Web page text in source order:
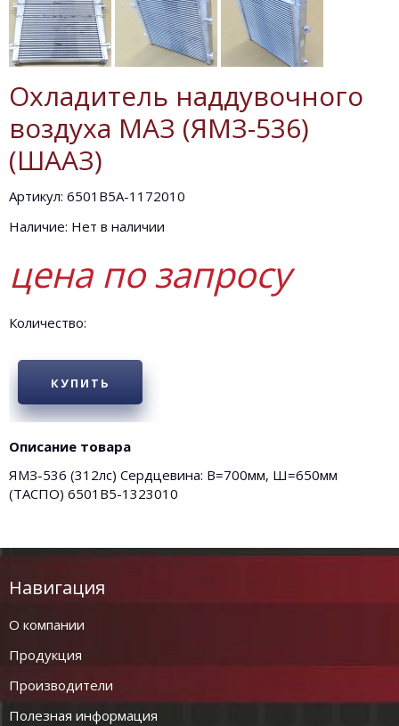
Охладитель наддувочного
воздуха МАЗ (ЯМЗ-536)
(ШААЗ)
Артикул: 6501В5А-1172010
Наличие: Нет в наличии
цена по запросу
Количество:
КУПИТЬ
Описание товара
ЯМЗ-536 (312лс) Сердцевина: В=700мм, Ш=650мм
(ТАСПО) 6501В5-1323010
Навигация
О компании
Продукция
Производители
Полезная информация